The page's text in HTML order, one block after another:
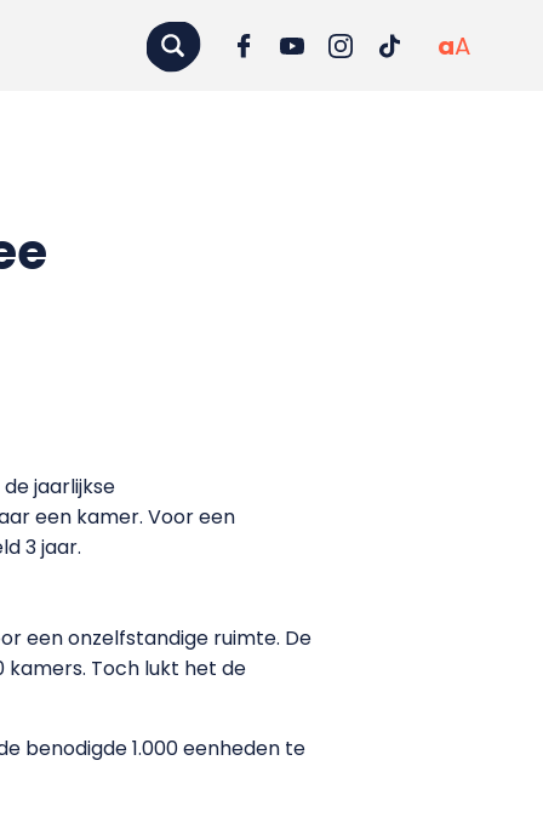
aA
jaarlijkse
een kamer. Voor een
3 jaar.
een onzelfstandige ruimte. De
kamers. Toch lukt het de
benodigde 1.000 eenheden te